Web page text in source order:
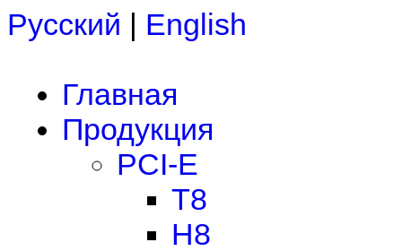
Русский | English
Главная
Продукция
PCI-E
T8
H8